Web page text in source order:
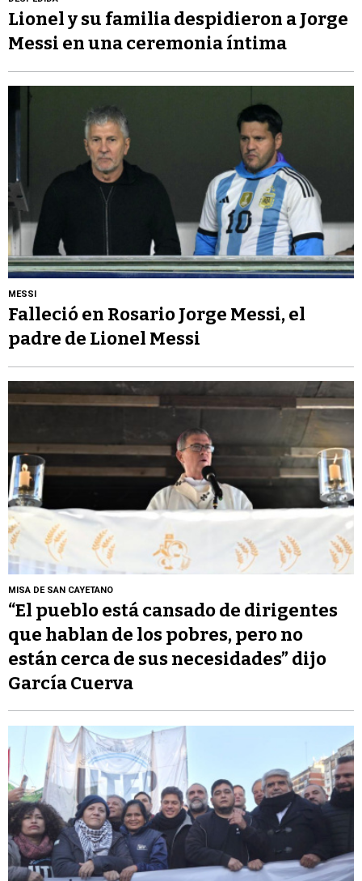
Lionel y su familia despidieron a Jorge
Messi en una ceremonia íntima
MESSI
Falleció en Rosario Jorge Messi, el
padre de Lionel Messi
MISA DE SAN CAYETANO
“El pueblo está cansado de dirigentes
que hablan de los pobres, pero no
están cerca de sus necesidades” dijo
García Cuerva